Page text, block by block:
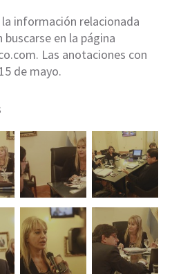
información relacionada
en la página
Las anotaciones con
de mayo.